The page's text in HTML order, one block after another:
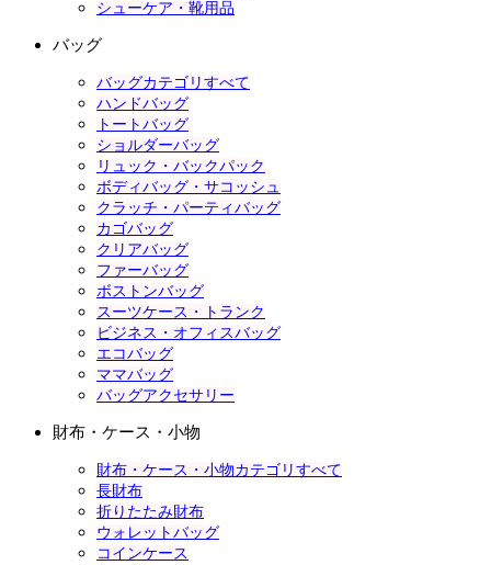
シューケア・靴用品
バッグ
バッグカテゴリすべて
ハンドバッグ
トートバッグ
ショルダーバッグ
リュック・バックパック
ボディバッグ・サコッシュ
クラッチ・パーティバッグ
カゴバッグ
クリアバッグ
ファーバッグ
ボストンバッグ
スーツケース・トランク
ビジネス・オフィスバッグ
エコバッグ
ママバッグ
バッグアクセサリー
財布・ケース・小物
財布・ケース・小物カテゴリすべて
長財布
折りたたみ財布
ウォレットバッグ
コインケース